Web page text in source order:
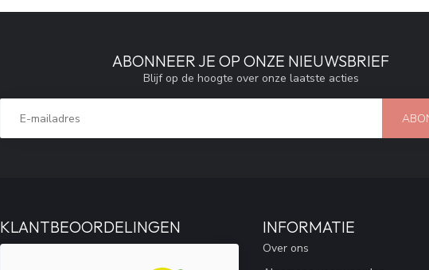
ABONNEER JE OP ONZE NIEUWSBRIEF
Blijf op de hoogte over onze laatste acties
KLANTBEOORDELINGEN INFORMATIE
Over ons